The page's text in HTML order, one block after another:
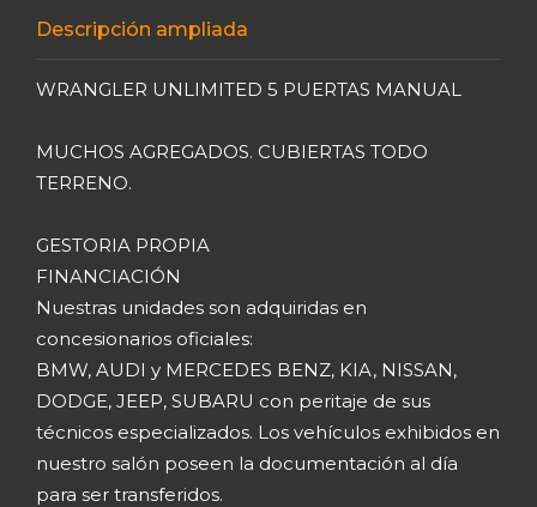
Descripción ampliada
WRANGLER UNLIMITED 5 PUERTAS MANUAL
MUCHOS AGREGADOS. CUBIERTAS TODO
TERRENO.
GESTORIA PROPIA
FINANCIACIÓN
Nuestras unidades son adquiridas en
concesionarios oficiales:
BMW, AUDI y MERCEDES BENZ, KIA, NISSAN,
DODGE, JEEP, SUBARU con peritaje de sus
técnicos especializados. Los vehículos exhibidos en
nuestro salón poseen la documentación al día
para ser transferidos.